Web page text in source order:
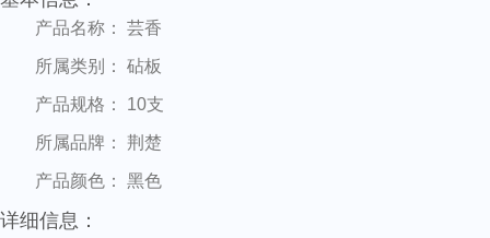
产品名称： 芸香
所属类别： 砧板
产品规格： 10支
所属品牌： 荆楚
产品颜色： 黑色
详细信息：